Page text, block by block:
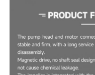
제품 소개
동영상